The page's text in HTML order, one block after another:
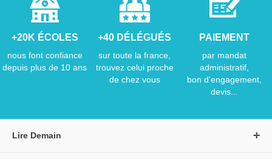
+20K ÉCOLES
nous font confiance
depuis plus de 10 ans
+40 DÉLÉGUÉS
sur toute la france,
trouvez celui proche
de chez vous
PAIEMENT
par mandat
administratif,
bon d'engagement,
devis...
Lire Demain